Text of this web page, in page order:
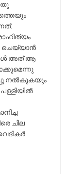
ചെയ്യാൻ
അത് ആ
നൽകുകയും
ചില